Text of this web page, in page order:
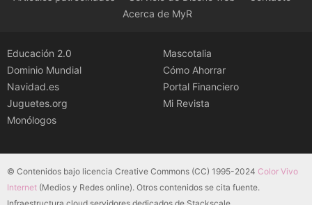
Acerca de MyR
Educación 2.0
Dominio Mundial
Navidad.es
Juguetes.org
Monólogos
Mascotalia
Cómo Ahorrar
Portal Financiero
Mi Revista
© Contenidos bajo licencia Creative Commons (CC) 1995-2024 Color Vivo
Internet (Medios y Redes online). Otros contenidos se cita fuente.